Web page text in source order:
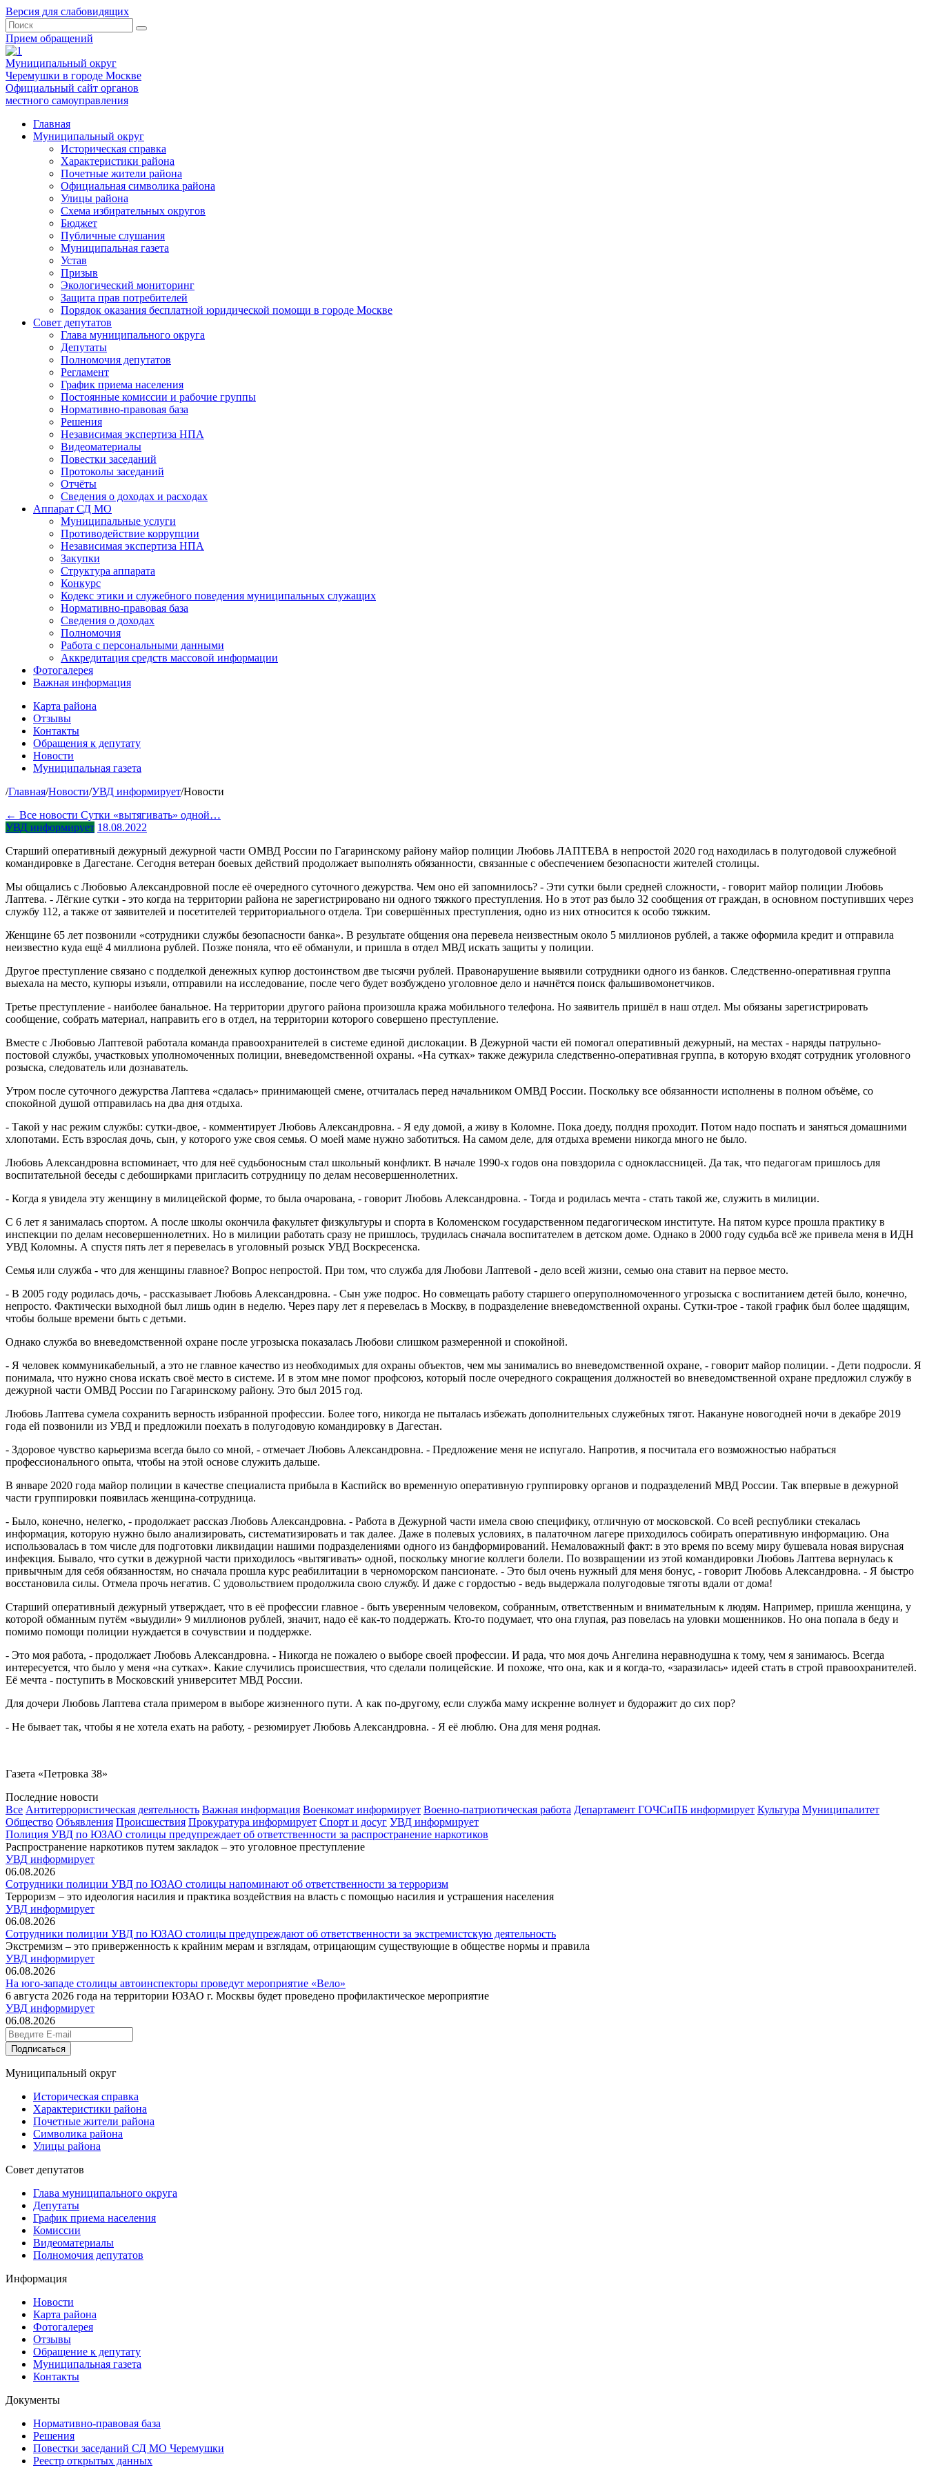
Версия для слабовидящих
Прием обращений
Муниципальный округ
Черемушки в городе Москве
Официальный сайт органов
местного самоуправления
Главная
Муниципальный округ
Историческая справка
Характеристики района
Почетные жители района
Официальная символика района
Улицы района
Схема избирательных округов
Бюджет
Публичные слушания
Муниципальная газета
Устав
Призыв
Экологический мониторинг
Защита прав потребителей
Порядок оказания бесплатной юридической помощи в городе Москве
Совет депутатов
Глава муниципального округа
Депутаты
Полномочия депутатов
Регламент
График приема населения
Постоянные комиссии и рабочие группы
Нормативно-правовая база
Решения
Независимая экспертиза НПА
Видеоматериалы
Повестки заседаний
Протоколы заседаний
Отчёты
Сведения о доходах и расходах
Аппарат СД МО
Муниципальные услуги
Противодействие коррупции
Независимая экспертиза НПА
Закупки
Структура аппарата
Конкурс
Кодекс этики и служебного поведения муниципальных служащих
Нормативно-правовая база
Сведения о доходах
Полномочия
Работа с персональными данными
Аккредитация средств массовой информации
Фотогалерея
Важная информация
Карта района
Отзывы
Контакты
Обращения к депутату
Новости
Муниципальная газета
/Главная/Новости/УВД информирует/Новости
← Все новости Сутки «вытягивать» одной…
УВД информирует 18.08.2022
Старший оперативный дежурный дежурной части ОМВД России по Гагаринскому району майор полиции Любовь ЛАПТЕВА в непростой 2020 год находилась в полугодовой служебной
командировке в Дагестане. Сегодня ветеран боевых действий продолжает выполнять обязанности, связанные с обеспечением безопасности жителей столицы.
Мы общались с Любовью Александровной после её очередного суточного дежурства. Чем оно ей запомнилось? - Эти сутки были средней сложности, - говорит майор полиции Любовь
Лаптева. - Лёгкие сутки - это когда на территории района не зарегистрировано ни одного тяжкого преступления. Но в этот раз было 32 сообщения от граждан, в основном поступивших через
службу 112, а также от заявителей и посетителей территориального отдела. Три совершённых преступления, одно из них относится к особо тяжким.
Женщине 65 лет позвонили «сотрудники службы безопасности банка». В результате общения она перевела неизвестным около 5 миллионов рублей, а также оформила кредит и отправила
неизвестно куда ещё 4 миллиона рублей. Позже поняла, что её обманули, и пришла в отдел МВД искать защиты у полиции.
Другое преступление связано с подделкой денежных купюр достоинством две тысячи рублей. Правонарушение выявили сотрудники одного из банков. Следственно-оперативная группа
выехала на место, купюры изъяли, отправили на исследование, после чего будет возбуждено уголовное дело и начнётся поиск фальшивомонетчиков.
Третье преступление - наиболее банальное. На территории другого района произошла кража мобильного телефона. Но заявитель пришёл в наш отдел. Мы обязаны зарегистрировать
сообщение, собрать материал, направить его в отдел, на территории которого совершено преступление.
Вместе с Любовью Лаптевой работала команда правоохранителей в системе единой дислокации. В Дежурной части ей помогал оперативный дежурный, на местах - наряды патрульно-
постовой службы, участковых уполномоченных полиции, вневедомственной охраны. «На сутках» также дежурила следственно-оперативная группа, в которую входят сотрудник уголовного
розыска, следователь или дознаватель.
Утром после суточного дежурства Лаптева «сдалась» принимающей смене, отчиталась перед начальником ОМВД России. Поскольку все обязанности исполнены в полном объёме, со
спокойной душой отправилась на два дня отдыха.
- Такой у нас режим службы: сутки-двое, - комментирует Любовь Александровна. - Я еду домой, а живу в Коломне. Пока доеду, полдня проходит. Потом надо поспать и заняться домашними
хлопотами. Есть взрослая дочь, сын, у которого уже своя семья. О моей маме нужно заботиться. На самом деле, для отдыха времени никогда много не было.
Любовь Александровна вспоминает, что для неё судьбоносным стал школьный конфликт. В начале 1990-х годов она повздорила с одноклассницей. Да так, что педагогам пришлось для
воспитательной беседы с дебоширками пригласить сотрудницу по делам несовершеннолетних.
- Когда я увидела эту женщину в милицейской форме, то была очарована, - говорит Любовь Александровна. - Тогда и родилась мечта - стать такой же, служить в милиции.
С 6 лет я занималась спортом. А после школы окончила факультет физкультуры и спорта в Коломенском государственном педагогическом институте. На пятом курсе прошла практику в
инспекции по делам несовершеннолетних. Но в милиции работать сразу не пришлось, трудилась сначала воспитателем в детском доме. Однако в 2000 году судьба всё же привела меня в ИДН
УВД Коломны. А спустя пять лет я перевелась в уголовный розыск УВД Воскресенска.
Семья или служба - что для женщины главное? Вопрос непростой. При том, что служба для Любови Лаптевой - дело всей жизни, семью она ставит на первое место.
- В 2005 году родилась дочь, - рассказывает Любовь Александровна. - Сын уже подрос. Но совмещать работу старшего оперуполномоченного угрозыска с воспитанием детей было, конечно,
непросто. Фактически выходной был лишь один в неделю. Через пару лет я перевелась в Москву, в подразделение вневедомственной охраны. Сутки-трое - такой график был более щадящим,
чтобы больше времени быть с детьми.
Однако служба во вневедомственной охране после угрозыска показалась Любови слишком размеренной и спокойной.
- Я человек коммуникабельный, а это не главное качество из необходимых для охраны объектов, чем мы занимались во вневедомственной охране, - говорит майор полиции. - Дети подросли. Я
понимала, что нужно снова искать своё место в системе. И в этом мне помог профсоюз, который после очередного сокращения должностей во вневедомственной охране предложил службу в
дежурной части ОМВД России по Гагаринскому району. Это был 2015 год.
Любовь Лаптева сумела сохранить верность избранной профессии. Более того, никогда не пыталась избежать дополнительных служебных тягот. Накануне новогодней ночи в декабре 2019
года ей позвонили из УВД и предложили поехать в полугодовую командировку в Дагестан.
- Здоровое чувство карьеризма всегда было со мной, - отмечает Любовь Александровна. - Предложение меня не испугало. Напротив, я посчитала его возможностью набраться
профессионального опыта, чтобы на этой основе служить дальше.
В январе 2020 года майор полиции в качестве специалиста прибыла в Каспийск во временную оперативную группировку органов и подразделений МВД России. Так впервые в дежурной
части группировки появилась женщина-сотрудница.
- Было, конечно, нелегко, - продолжает рассказ Любовь Александровна. - Работа в Дежурной части имела свою специфику, отличную от московской. Со всей республики стекалась
информация, которую нужно было анализировать, систематизировать и так далее. Даже в полевых условиях, в палаточном лагере приходилось собирать оперативную информацию. Она
использовалась в том числе для подготовки ликвидации нашими подразделениями одного из бандформирований. Немаловажный факт: в это время по всему миру бушевала новая вирусная
инфекция. Бывало, что сутки в дежурной части приходилось «вытягивать» одной, поскольку многие коллеги болели. По возвращении из этой командировки Любовь Лаптева вернулась к
привычным для себя обязанностям, но сначала прошла курс реабилитации в черноморском пансионате. - Это был очень нужный для меня бонус, - говорит Любовь Александровна. - Я быстро
восстановила силы. Отмела прочь негатив. С удовольствием продолжила свою службу. И даже с гордостью - ведь выдержала полугодовые тяготы вдали от дома!
Старший оперативный дежурный утверждает, что в её профессии главное - быть уверенным человеком, собранным, ответственным и внимательным к людям. Например, пришла женщина, у
которой обманным путём «выудили» 9 миллионов рублей, значит, надо её как-то поддержать. Кто-то подумает, что она глупая, раз повелась на уловки мошенников. Но она попала в беду и
помимо помощи полиции нуждается в сочувствии и поддержке.
- Это моя работа, - продолжает Любовь Александровна. - Никогда не пожалею о выборе своей профессии. И рада, что моя дочь Ангелина неравнодушна к тому, чем я занимаюсь. Всегда
интересуется, что было у меня «на сутках». Какие случились происшествия, что сделали полицейские. И похоже, что она, как и я когда-то, «заразилась» идеей стать в строй правоохранителей.
Её мечта - поступить в Московский университет МВД России.
Для дочери Любовь Лаптева стала примером в выборе жизненного пути. А как по-другому, если служба маму искренне волнует и будоражит до сих пор?
- Не бывает так, чтобы я не хотела ехать на работу, - резюмирует Любовь Александровна. - Я её люблю. Она для меня родная.
Газета «Петровка 38»
Последние новости
Все Антитеррористическая деятельность Важная информация Военкомат информирует Военно-патриотическая работа Департамент ГОЧСиПБ информирует Культура Муниципалитет
Общество Объявления Происшествия Прокуратура информирует Спорт и досуг УВД информирует
Полиция УВД по ЮЗАО столицы предупреждает об ответственности за распространение наркотиков
Распространение наркотиков путем закладок – это уголовное преступление
УВД информирует
06.08.2026
Сотрудники полиции УВД по ЮЗАО столицы напоминают об ответственности за терроризм
Терроризм – это идеология насилия и практика воздействия на власть с помощью насилия и устрашения населения
УВД информирует
06.08.2026
Сотрудники полиции УВД по ЮЗАО столицы предупреждают об ответственности за экстремистскую деятельность
Экстремизм – это приверженность к крайним мерам и взглядам, отрицающим существующие в обществе нормы и правила
УВД информирует
06.08.2026
На юго-западе столицы автоинспекторы проведут мероприятие «Вело»
6 августа 2026 года на территории ЮЗАО г. Москвы будет проведено профилактическое мероприятие
УВД информирует
06.08.2026
Подписаться
Муниципальный округ
Историческая справка
Характеристики района
Почетные жители района
Символика района
Улицы района
Совет депутатов
Глава муниципального округа
Депутаты
График приема населения
Комиссии
Видеоматериалы
Полномочия депутатов
Информация
Новости
Карта района
Фотогалерея
Отзывы
Обращение к депутату
Муниципальная газета
Контакты
Документы
Нормативно-правовая база
Решения
Повестки заседаний СД МО Черемушки
Реестр открытых данных